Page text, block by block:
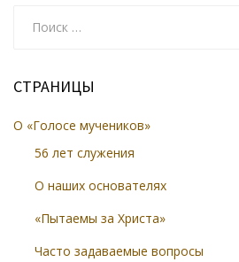
СТРАНИЦЫ
О «Голосе мучеников»
56 лет служения
О наших основателях
«Пытаемы за Христа»
Часто задаваемые вопросы